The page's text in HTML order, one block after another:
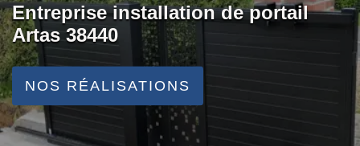
Entreprise installation de portail
Artas 38440
NOS RÉALISATIONS